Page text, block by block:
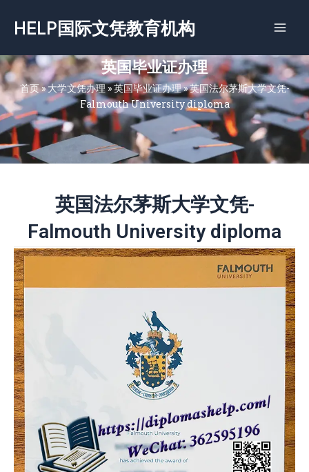
容
HELP国际文凭教育机构
英国毕业证办理
首页»大学文凭办理»英国毕业证办理»英国法尔茅斯大学文凭-
Falmouth University diploma
英国法尔茅斯大学文凭-
Falmouth University diploma